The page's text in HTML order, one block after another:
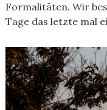
Formalitäten. Wir
Tage das letzte mal